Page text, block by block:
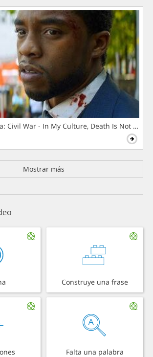
Civil War - In My Culture, Death Is Not The
Mostrar más
Construye una frase
Falta una palabra